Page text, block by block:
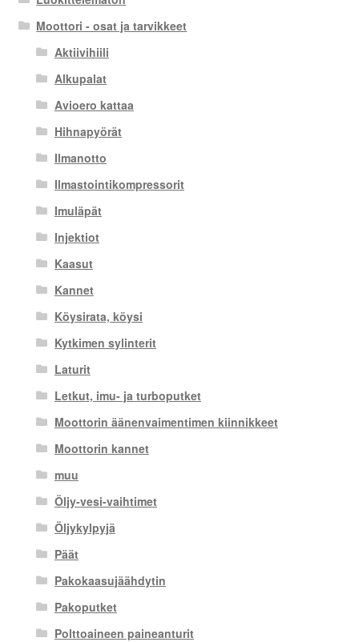
Moottori - osat ja tarvikkeet
Aktiivihiili
Alkupalat
Avioero kattaa
Hihnapyörät
Ilmanotto
Ilmastointikompressorit
Imuläpät
Injektiot
Kaasut
Kannet
Köysirata, köysi
Kytkimen sylinterit
Laturit
Letkut, imu- ja turboputket
Moottorin äänenvaimentimen kiinnikkeet
Moottorin kannet
muu
Öljy-vesi-vaihtimet
Öljykylpyjä
Päät
Pakokaasujäähdytin
Pakoputket
Polttoaineen paineanturit